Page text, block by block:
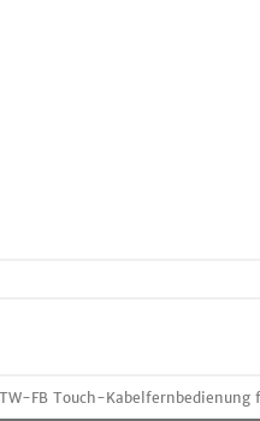
FB Touch-Kabelfernbedienung